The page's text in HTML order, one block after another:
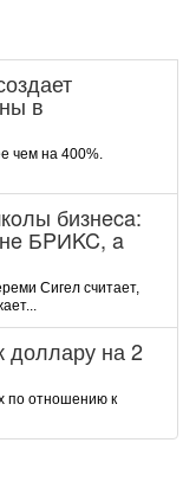
в
чем на 400%.
бизнeca:
БPИKC, a
Cигeл cчитaeт,
доллару на 2
по отношению к